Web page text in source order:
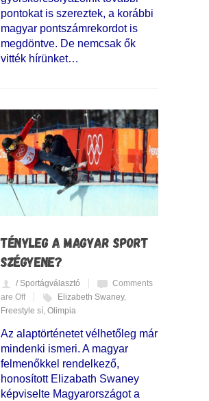
pontokat is szereztek, a korábbi
magyar pontszámrekordot is
megdöntve. De nemcsak ők
vitték hírünket…
TÉNYLEG A MAGYAR SPORT
SZÉGYENE?
/ Sportágválasztó
Comments
are Off
Elizabeth Swaney,
Freestyle sí, Olimpia
Az alaptörténetet vélhetőleg már
mindenki ismeri. A magyar
felmenőkkel rendelkező,
honosított Elizabath Swaney
képviselte Magyarországot a